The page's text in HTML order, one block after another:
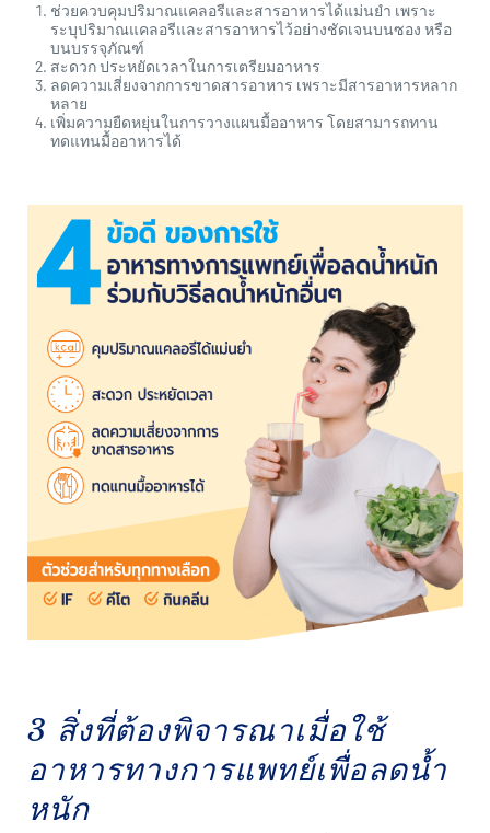
ช่วยควบคุมปริมาณแคลอรีและสารอาหารได้แม่นยำ เพราะ
ระบุปริมาณแคลอรีและสารอาหารไว้อย่างชัดเจนบนซอง หรือ
บนบรรจุภัณฑ์
สะดวก ประหยัดเวลาในการเตรียมอาหาร
ลดความเสี่ยงจากการขาดสารอาหาร เพราะมีสารอาหารหลาก
หลาย
เพิ่มความยืดหยุ่นในการวางแผนมื้ออาหาร โดยสามารถทาน
ทดแทนมื้ออาหารได้
3 สิ่งที่ต้องพิจารณาเมื่อใช้
อาหารทางการแพทย์เพื่อลดน้ำ
หนัก